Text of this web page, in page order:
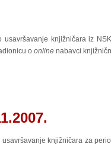
usavršavanje knjižničara iz
o online nabavci
usavršavanje knjižničara za